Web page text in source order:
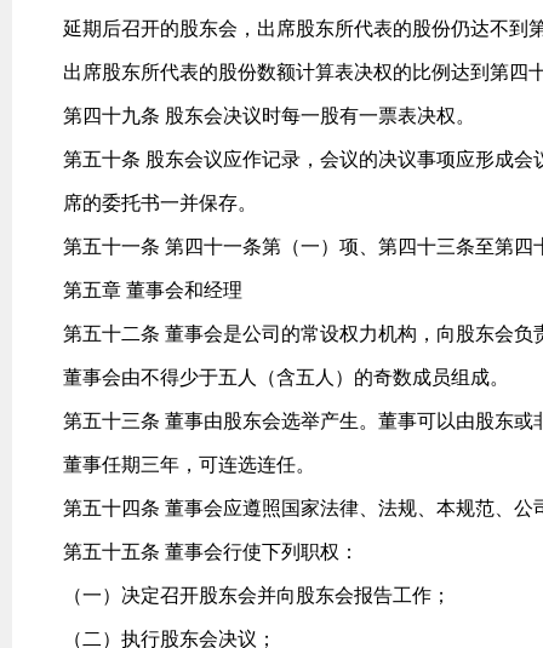
延期后召开的股东会，出席股东所代表的股份仍达不到
出席股东所代表的股份数额计算表决权的比例达到第四
第四十九条 股东会决议时每一股有一票表决权。
第五十条 股东会议应作记录，会议的决议事项应形成
席的委托书一并保存。
第五十一条 第四十一条第（一）项、第四十三条至第四
第五章 董事会和经理
第五十二条 董事会是公司的常设权力机构，向股东会负
董事会由不得少于五人（含五人）的奇数成员组成。
第五十三条 董事由股东会选举产生。董事可以由股东或
董事任期三年，可连选连任。
第五十四条 董事会应遵照国家法律、法规、本规范、
第五十五条 董事会行使下列职权：
（一）决定召开股东会并向股东会报告工作；
（二）执行股东会决议；